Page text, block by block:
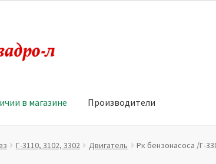
в магазине Производители
аккаунтПолитика в отношении обработки
Г-3110, 3102, 3302 Двигатель Рк бензонасоса /Г-